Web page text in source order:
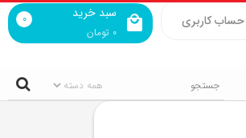
سبد خرید
0 تومان
0 حساب کاربری